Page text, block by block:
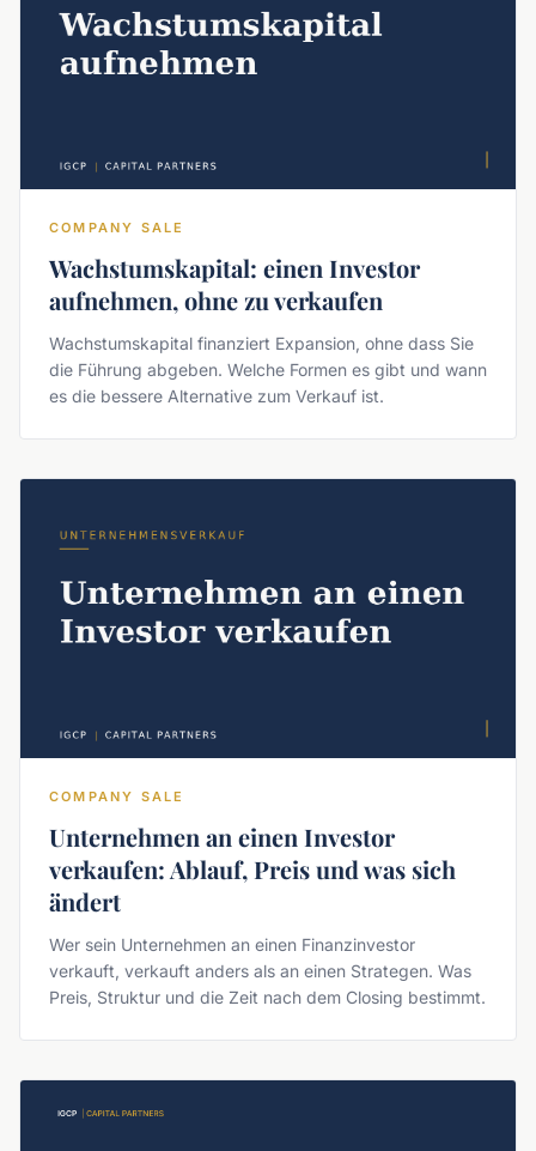
COMPANY SALE
Wachstumskapital: einen Investor
aufnehmen, ohne zu verkaufen
Wachstumskapital finanziert Expansion, ohne dass Sie
die Führung abgeben. Welche Formen es gibt und wann
es die bessere Alternative zum Verkauf ist.
COMPANY SALE
Unternehmen an einen Investor
verkaufen: Ablauf, Preis und was sich
ändert
Wer sein Unternehmen an einen Finanzinvestor
verkauft, verkauft anders als an einen Strategen. Was
Preis, Struktur und die Zeit nach dem Closing bestimmt.